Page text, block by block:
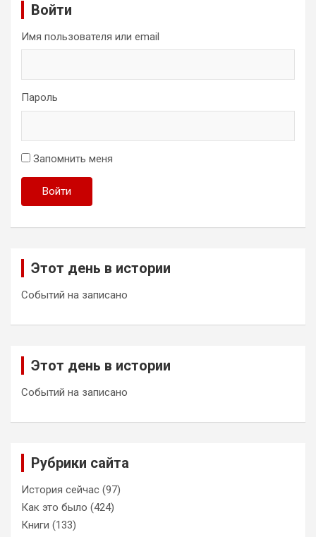
Войти
Имя пользователя или email
Пароль
Запомнить меня
Войти
Этот день в истории
Событий на записано
Этот день в истории
Событий на записано
Рубрики сайта
История сейчас (97)
Как это было (424)
Книги (133)